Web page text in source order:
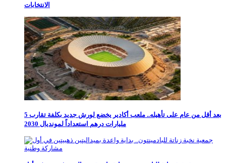
الانتخابات
بعد أقل من عام على تأهيله.. ملعب أكادير يخضع لورش جديد بكلفة تقارب 5
مليارات درهم استعداداً لمونديال 2030